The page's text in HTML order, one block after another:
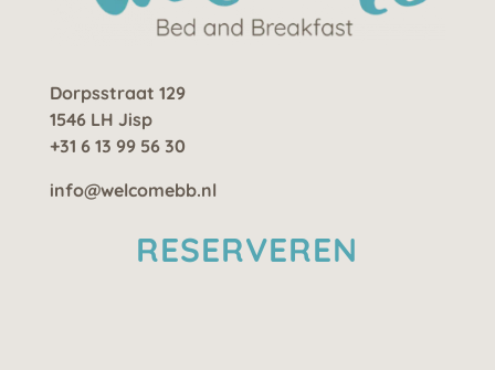
Dorpsstraat 129
1546 LH Jisp
+31 6 13 99 56 30
info@welcomebb.nl
RESERVEREN